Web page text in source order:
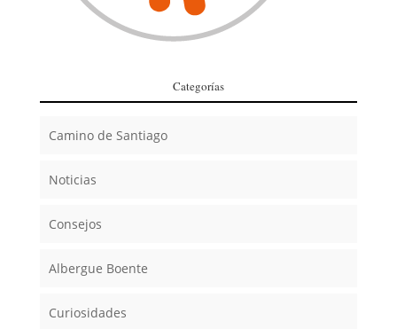
Categorías
Camino de Santiago
Noticias
Consejos
Albergue Boente
Curiosidades